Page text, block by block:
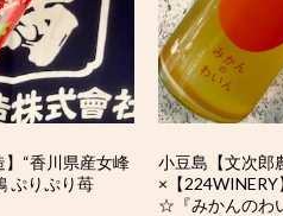
“香川県産女峰
ぷりぷり苺
小豆島【文次郎
×【
☆『みかんのわ